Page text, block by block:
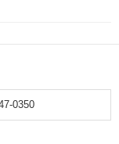
0350